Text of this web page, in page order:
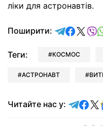
ліки для астронавтів.
Поширити:
Теги: КОСМОС
АСТРОНАВТ
Читайте нас у: